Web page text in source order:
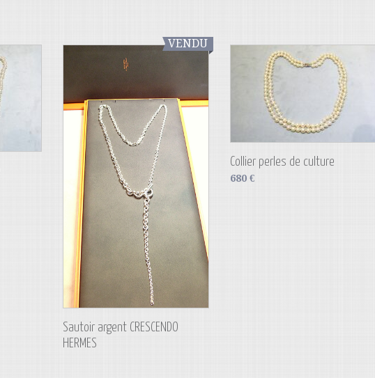
VENDU
Sautoir argent CRESCENDO
HERMES
Collier perles de culture
680 €